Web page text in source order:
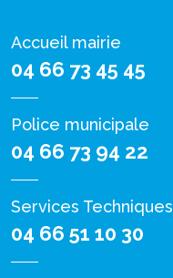
Accueil mairie
04 66 73 45 45
Police municipale
04 66 73 94 22
Services Techniques
04 66 51 10 30